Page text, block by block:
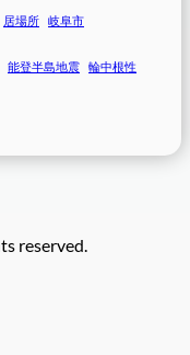
居場所 岐阜市
能登半島地震 輪中根性
reserved.